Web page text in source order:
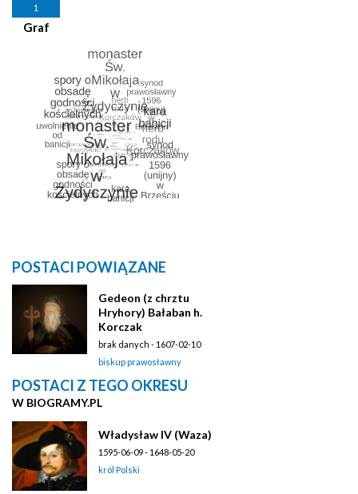
1
Graf
POSTACI POWIĄZANE
Gedeon (z chrztu
Hryhory) Bałaban h.
Korczak
brak danych - 1607-02-10
biskup prawosławny
POSTACI Z TEGO OKRESU
W BIOGRAMY.PL
Władysław IV (Waza)
1595-06-09 - 1648-05-20
król Polski